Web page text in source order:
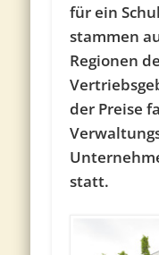
für ein
stammen
Regionen
der Preise
statt.